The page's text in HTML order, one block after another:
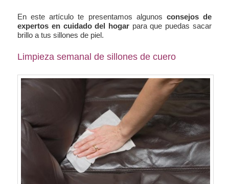
En este artículo te presentamos algunos consejos de
expertos en cuidado del hogar para que puedas sacar
brillo a tus sillones de piel.
Limpieza semanal de sillones de cuero